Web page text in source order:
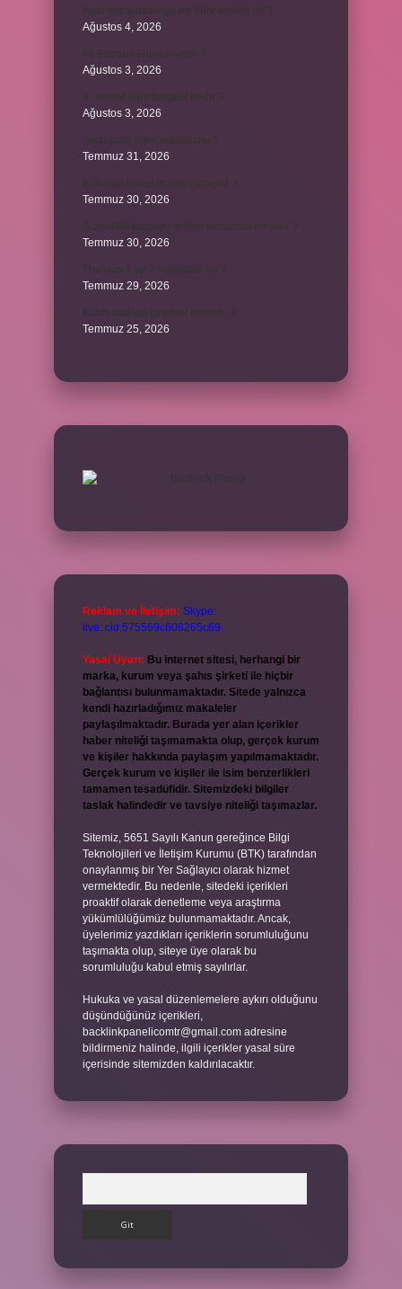
Ağustos 4, 2026
Ağustos 3, 2026
Ağustos 3, 2026
Temmuz 31, 2026
Temmuz 30, 2026
Temmuz 30, 2026
Temmuz 29, 2026
Temmuz 25, 2026
Reklam ve İletişim: Skype:
live:.cid.575569c608265c69
Yasal Uyarı: Bu internet sitesi, herhangi bir
marka, kurum veya şahıs şirketi ile hiçbir
bağlantısı bulunmamaktadır. Sitede yalnızca
kendi hazırladığımız makaleler
paylaşılmaktadır. Burada yer alan içerikler
haber niteliği taşımamakta olup, gerçek kurum
ve kişiler hakkında paylaşım yapılmamaktadır.
Gerçek kurum ve kişiler ile isim benzerlikleri
tamamen tesadüfidir. Sitemizdeki bilgiler
taslak halindedir ve tavsiye niteliği taşımazlar.
Sitemiz, 5651 Sayılı Kanun gereğince Bilgi
Teknolojileri ve İletişim Kurumu (BTK) tarafından
onaylanmış bir Yer Sağlayıcı olarak hizmet
vermektedir. Bu nedenle, sitedeki içerikleri
proaktif olarak denetleme veya araştırma
yükümlülüğümüz bulunmamaktadır. Ancak,
üyelerimiz yazdıkları içeriklerin sorumluluğunu
taşımakta olup, siteye üye olarak bu
sorumluluğu kabul etmiş sayılırlar.
Hukuka ve yasal düzenlemelere aykırı olduğunu
düşündüğünüz içerikleri,
backlinkpanelicomtr@gmail.com adresine
bildirmeniz halinde, ilgili içerikler yasal süre
içerisinde sitemizden kaldırılacaktır.